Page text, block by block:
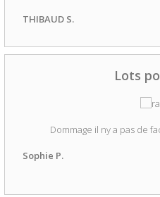
THIBAUD S.
Lots
Dommage il ny a pas de
Sophie P.